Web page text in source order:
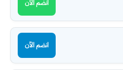
انضم الآن
انضم الآن